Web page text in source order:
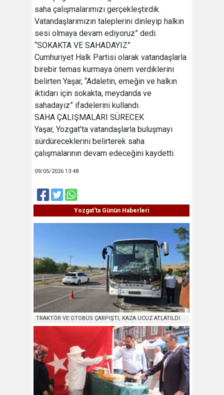
saha çalışmalarımızı gerçekleştirdik.
Vatandaşlarımızın taleplerini dinleyip halkın
sesi olmaya devam ediyoruz” dedi.
“SOKAKTA VE SAHADAYIZ”
Cumhuriyet Halk Partisi olarak vatandaşlarla
birebir temas kurmaya önem verdiklerini
belirten Yaşar, “Adaletin, emeğin ve halkın
iktidarı için sokakta, meydanda ve
sahadayız” ifadelerini kullandı.
SAHA ÇALIŞMALARI SÜRECEK
Yaşar, Yozgat’ta vatandaşlarla buluşmayı
sürdüreceklerini belirterek saha
çalışmalarının devam edeceğini kaydetti.
09/05/2026 13:48
Yozgat'ta Günün Haberleri
TRAKTÖR VE OTOBÜS ÇARPIŞTI, KAZA UCUZ ATLATILDI